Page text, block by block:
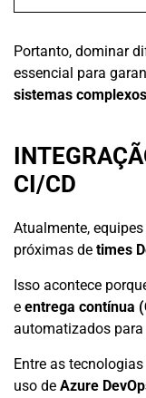
Portanto, dominar
essencial para
sistemas complexos
CI/CD
Atualmente,
próximas de times
Isso acontece
e entrega contínua
automatizados
Entre as
uso de Azure